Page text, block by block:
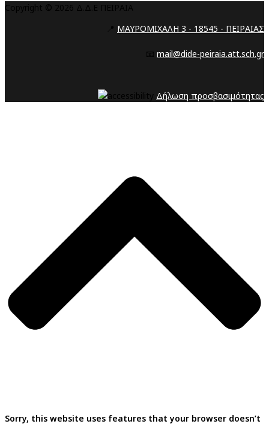
Copyright © 2026 Δ.Δ.Ε ΠΕΙΡΑΙΑ
📍 ΜΑΥΡΟΜΙΧΑΛΗ 3 - 18545 - ΠΕΙΡΑΙΑΣ
📧 mail@dide-peiraia.att.sch.gr
Δήλωση προσβασιμότητας
Sorry, this website uses features that your browser doesn’t